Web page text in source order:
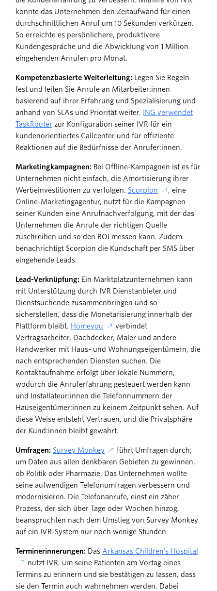
konnte das Unternehmen den Zeitaufwand für einen
durchschnittlichen Anruf um 10 Sekunden verkürzen.
So erreichte es persönlichere, produktivere
Kundengespräche und die Abwicklung von 1 Million
eingehenden Anrufen pro Monat.
Kompetenzbasierte Weiterleitung: Legen Sie Regeln
fest und leiten Sie Anrufe an Mitarbeiter:innen
basierend auf ihrer Erfahrung und Spezialisierung und
anhand von SLAs und Priorität weiter.
ING verwendet
TaskRouter zur Konfiguration seiner IVR für ein
kundenorientiertes Callcenter und für effiziente
Reaktionen auf die Bedürfnisse der Anrufer:innen.
Marketingkampagnen: Bei Offline-Kampagnen ist es für
Unternehmen nicht einfach, die Amortisierung ihrer
Werbeinvestitionen zu verfolgen. Scorpion
, eine
Online-Marketingagentur, nutzt für die Kampagnen
seiner Kunden eine Anrufnachverfolgung, mit der das
Unternehmen die Anrufe der richtigen Quelle
zuschreiben und so den ROI messen kann. Zudem
benachrichtigt Scorpion die Kundschaft per SMS über
eingehende Leads.
Lead-Verknüpfung: Ein Marktplatzunternehmen kann
mit Unterstützung durch IVR Dienstanbieter und
Dienstsuchende zusammenbringen und so
sicherstellen, dass die Monetarisierung innerhalb der
Plattform bleibt. Homeyou
verbindet
Vertragsarbeiter, Dachdecker, Maler und andere
Handwerker mit Haus- und Wohnungseigentümern, die
nach entsprechenden Diensten suchen. Die
Kontaktaufnahme erfolgt über lokale Nummern,
wodurch die Anruferfahrung gesteuert werden kann
und Installateur:innen die Telefonnummern der
Hauseigentümer:innen zu keinem Zeitpunkt sehen. Auf
diese Weise entsteht Vertrauen, und die Privatsphäre
der Kund:innen bleibt gewahrt.
Umfragen: Survey Monkey
führt Umfragen durch,
um Daten aus allen denkbaren Gebieten zu gewinnen,
ob Politik oder Pharmazie. Das Unternehmen wollte
seine aufwendigen Telefonumfragen verbessern und
modernisieren. Die Telefonanrufe, einst ein zäher
Prozess, der sich über Tage oder Wochen hinzog,
beanspruchten nach dem Umstieg von Survey Monkey
auf ein IVR-System nur noch wenige Stunden.
Terminerinnerungen: Das Arkansas Children’s Hospital
nutzt IVR, um seine Patienten am Vortag eines
Termins zu erinnern und sie bestätigen zu lassen, dass
sie den Termin auch wahrnehmen werden. Dabei